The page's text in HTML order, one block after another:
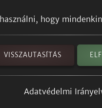
hogy
VISSZAUTASÍTÁS
Adatvédelmi